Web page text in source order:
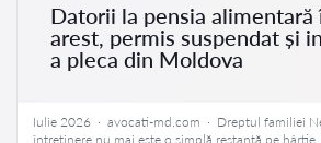
Datorii la pensia
arest, permis suspendat și
a pleca din Moldova
Iulie 2026 · avocati-md.com · Dreptul familiei
întreținere nu mai este o simplă restanță pe